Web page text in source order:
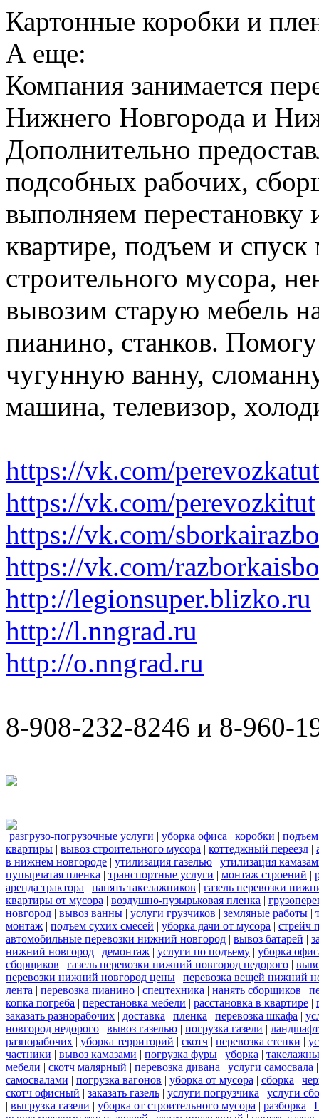
Картонные коробки и
А еще:
Компания занимается
Нижнего Новгорода и
Дополнительно
подсобных рабочих,
выполняем перестановку
квартире, подъем и спуск
строительного мусора,
вывозим старую мебель
пианино, станков.
чугунную ванну,
машина, телевизор,
https://vk.com/perevozkatut
https://vk.com/perevozkitut
https://vk.com/
https://vk.com/
http://legionsuper.blizko.ru
http://l.nngrad.ru
http://o.nngrad.ru
8-908-232-8246 и 8-960-
разгрузо-погрузочные услуги | уборка офиса | коробки |
квартиры | вывоз строительного мусора | коттеджный переезд |
в нижнем новгороде | утилизация газелью | утилизация
пупырчатая пленка | транспортные услуги | монтаж строений |
аренда трактора | нанять такелажников | газель перевозки
квартиры от мусора | воздушно-пузырьковая пленка |
новгород | вывоз ванны | услуги грузчиков | земляные работы |
монтаж | подъем сухих смесей | уборка дачи от мусора | стрейч
автомобильные перевозки нижний новгород | вывоз батарей |
нижний новгород | демонтаж | услуги по подъему | уборка
сборщиков | газель перевозки нижний новгород недорого |
перевозки нижний новгород цены | перевозка вещей нижний
лента | перевозка пианино | спецтехника | нанять сборщиков |
копка погреба | перестановка мебели | расстановка в квартире |
заказать разнорабочих | доставка | пленка | перевозка шкафа |
новгород недорого | вывоз газелью | погрузка газели |
разнорабочих | уборка территорий | скотч | перевозка стенки |
частники | вывоз камазами | погрузка фуры | уборка |
мебели | скотч малярный | перевозка дивана | услуги самосвала
самосвалами | погрузка вагонов | уборка от мусора | сборка |
скотч офисный | заказать газель | услуги погрузчика | услуги
| выгрузка газели | уборка от строительного мусора | разборка |